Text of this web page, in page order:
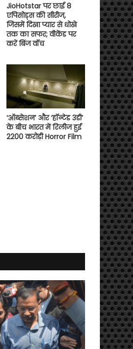
JioHotstar पर छाई 8
एपिसोड्स की सीरीज,
जिसमें दिखा प्यार से धोखे
तक का सफर; वीकेंड पर
करें बिंज वॉच
‘ऑब्सेशन’ और ‘हॉन्टेड 3डी’
के बीच भारत में रिलीज हुई
2200 करोड़ी Horror Film